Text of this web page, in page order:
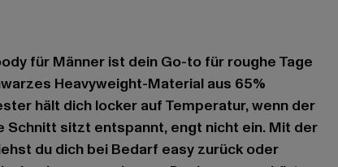
für Männer ist dein Go-to für roughe Tage
Heavyweight-Material aus 65%
hält dich locker auf Temperatur, wenn der
Schnitt sitzt entspannt, engt nicht ein. Mit der
du dich bei Bedarf easy zurück oder